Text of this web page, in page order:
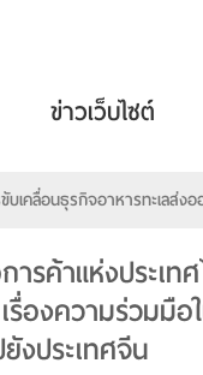
ข่าวเว็บไซต์
เคลื่อนธุรกิจอาหารทะเลส่งอ
ารค้าแห่งประเ
องความร่วมมือ
งประเทศจีน